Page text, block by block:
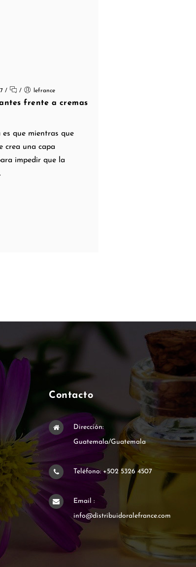
/ / lefrance
frente a cremas
que mientras que
crea una capa
impedir que la
Contacto
Dirección:
Guatemala/Guatemala
Teléfono: +502 5326 4507
Email :
info@distribuidoralefrance.com